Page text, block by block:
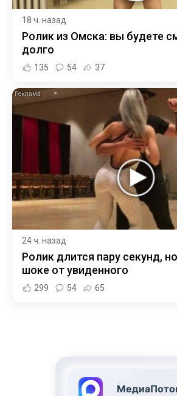
18 ч. назад
Ролик из Омска: вы будете
долго
135 54 37
24 ч. назад
Ролик длится пару секунд,
шоке от увиденного
299 54 65